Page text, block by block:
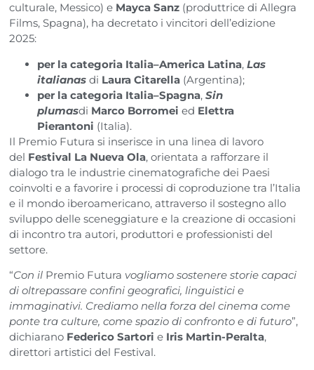
culturale, Messico) e Mayca Sanz (produttrice di Allegra
Films, Spagna), ha decretato i vincitori dell’edizione
2025:
per la categoria Italia–America Latina,Las
italianas di Laura Citarella (Argentina);
per la categoria Italia–Spagna,Sin
plumasdi Marco Borromei ed Elettra
Pierantoni (Italia).
Il Premio Futura si inserisce in una linea di lavoro
del Festival La Nueva Ola, orientata a rafforzare il
dialogo tra le industrie cinematografiche dei Paesi
coinvolti e a favorire i processi di coproduzione tra l’Italia
e il mondo iberoamericano, attraverso il sostegno allo
sviluppo delle sceneggiature e la creazione di occasioni
di incontro tra autori, produttori e professionisti del
settore.
“Con il Premio Futura vogliamo sostenere storie capaci
di oltrepassare confini geografici, linguistici e
immaginativi. Crediamo nella forza del cinema come
ponte tra culture, come spazio di confronto e di futuro”,
dichiarano Federico Sartorie Iris Martin-Peralta,
direttori artistici del Festival.